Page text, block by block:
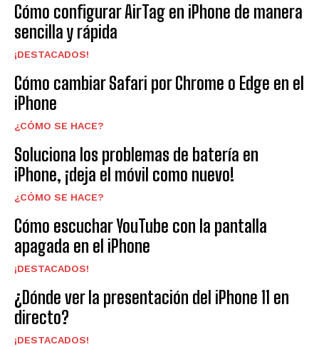
Cómo configurar AirTag en iPhone de manera
sencilla y rápida
¡DESTACADOS!
Cómo cambiar Safari por Chrome o Edge en el
iPhone
¿CÓMO SE HACE?
Soluciona los problemas de batería en
iPhone, ¡deja el móvil como nuevo!
¿CÓMO SE HACE?
Cómo escuchar YouTube con la pantalla
apagada en el iPhone
¡DESTACADOS!
¿Dónde ver la presentación del iPhone 11 en
directo?
¡DESTACADOS!